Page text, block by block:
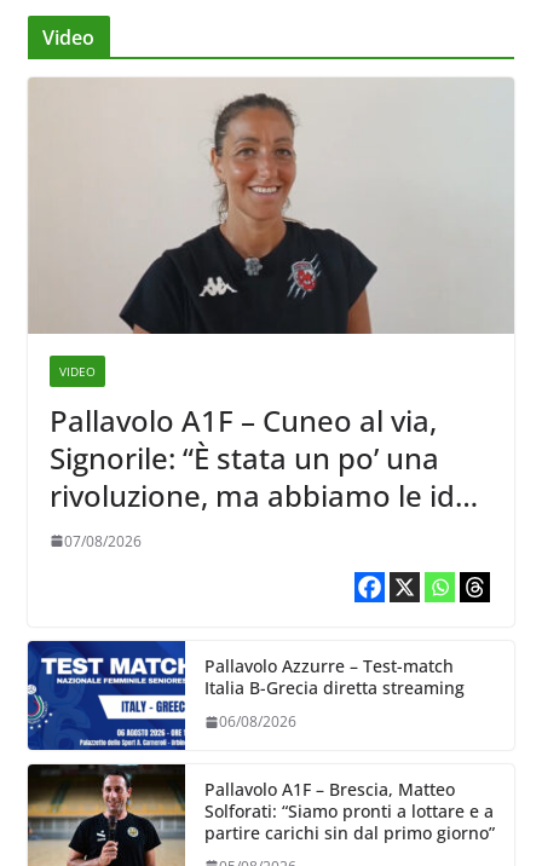
Video
VIDEO
Pallavolo A1F – Cuneo al via,
Signorile: “È stata un po’ una
rivoluzione, ma abbiamo le idee
chiare siu cosa vogliamo fare”
07/08/2026
Pallavolo Azzurre – Test-match
Italia B-Grecia diretta streaming
06/08/2026
Pallavolo A1F – Brescia, Matteo
Solforati: “Siamo pronti a lottare e a
partire carichi sin dal primo giorno”